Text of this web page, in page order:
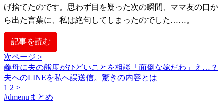
げ捨てたのです。思わず目を疑った次の瞬間、ママ友の口か
ら出た言葉に、私は絶句してしまったのでした……。
記事を読む
次ページ >
義母に夫の態度がひどいことを相談「面倒な嫁だわ」え…？
夫へのLINEを私へ誤送信。驚きの内容とは
1 2 >
#dmenuまとめ